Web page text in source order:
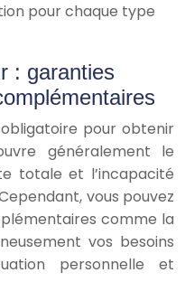
pour chaque type
: garanties
pour obtenir
généralement le
totale et l’incapacité
vous pouvez
comme la
vos besoins
personnelle et